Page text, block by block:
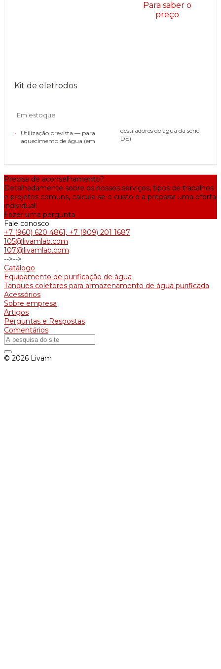
Para saber o
preço
Kit de eletrodos
Em estoque
•
Utilização prevista — para
aquecimento de água (em
destiladores de água da série
DE)
Precisa de aconselhamento?
Detalhadamente sobre os nossos serviços, tipos de trabalhos
e projetos comuns, calcula-se o custo e a preparar uma oferta
individual!
Fazer uma pergunta
Fale conosco
+7 (960) 620 4861, +7 (909) 201 1687
105@livamlab.com
107@livamlab.com
-->-->
Catálogo
Equipamento de purificação de água
Tanques coletores para armazenamento de água purificada
Acessórios
Sobre empresa
Artigos
Perguntas e Respostas
Comentários
© 2026 Livam